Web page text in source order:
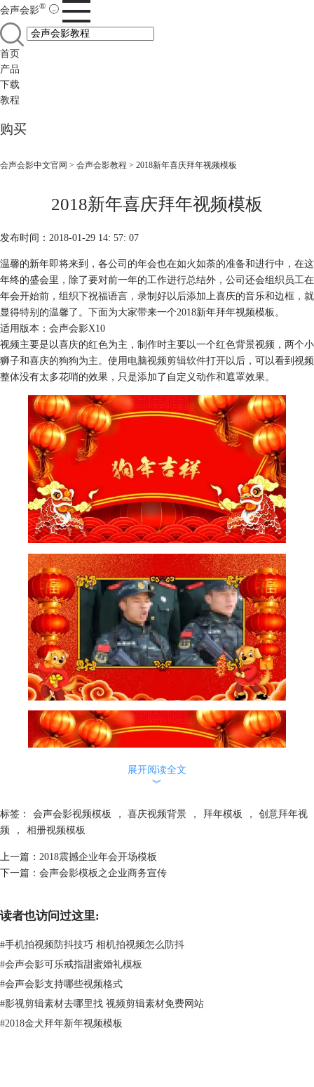
会声会影®
首页
产品
下载
教程
购买
会声会影中文官网 > 会声会影教程 > 2018新年喜庆拜年视频模板
2018新年喜庆拜年视频模板
发布时间：2018-01-29 14: 57: 07
温馨的新年即将来到，各公司的年会也在如火如荼的准备和进行中，在这
年终的盛会里，除了要对前一年的工作进行总结外，公司还会组织员工在
年会开始前，组织下祝福语言，录制好以后添加上喜庆的音乐和边框，就
显得特别的温馨了。下面为大家带来一个2018新年拜年视频模板。
适用版本：会声会影X10
视频主要是以喜庆的红色为主，制作时主要以一个红色背景视频，两个小
狮子和喜庆的狗狗为主。使用电脑视频剪辑软件打开以后，可以看到视频
整体没有太多花哨的效果，只是添加了自定义动作和遮罩效果。
下载好软件以后，如果觉得小狗不动，我们也可以给小狗添加一个自定义
最关键的一个步骤是替换掉模板里的拜年视频，将素材按照需要缩短或延
长就可以了。
除了年会的模板外，婚礼视频模板，个人电子相册等，都能够在
文章内容为原创，转载请注明出处：
http://www.huishenghuiying.com.cn/mubanjiaocheng/xiqing-ny.html
展开阅读全文
︾
标签： 会声会影视频模板 ， 喜庆视频背景 ， 拜年模板 ，
创意拜年视
频
， 相册视频模板
上一篇： 2018震撼企业年会开场模板
下一篇： 会声会影模板之企业商务宣传
读者也访问过这里:
#手机拍视频防抖技巧 相机拍视频怎么防抖
#会声会影可乐戒指甜蜜婚礼模板
#会声会影支持哪些视频格式
#影视剪辑素材去哪里找 视频剪辑素材免费网站
#2018金犬拜年新年视频模板